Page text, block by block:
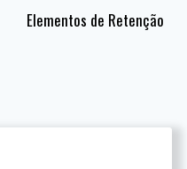
Elementos de Retenção